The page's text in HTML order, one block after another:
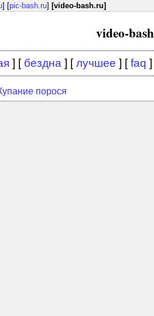
] [pic-bash.ru] [video-bash.ru]
video-
] [ бездна ] [лучшее ] [faq ]
порося